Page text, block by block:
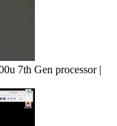
7th Gen processor |